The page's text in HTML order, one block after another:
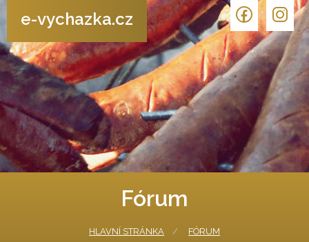
e-vychazka.cz
Fórum
HLAVNÍ STRÁNKA FÓRUM